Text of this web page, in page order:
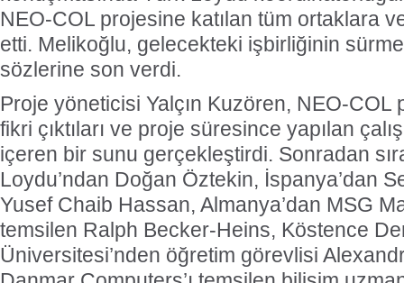
NEO-COL projesine katılan tüm ortaklara
etti. Melikoğlu, gelecekteki işbirliğinin
sözlerine son verdi.
Proje yöneticisi Yalçın Kuzören, NEO-COL
fikri çıktıları ve proje süresince yapılan
içeren bir sunu gerçekleştirdi. Sonradan
Loydu’ndan Doğan Öztekin, İspanya’dan
Yusef Chaib Hassan, Almanya’dan MSG
temsilen Ralph Becker-Heins, Köstence
Üniversitesi’nden öğretim görevlisi